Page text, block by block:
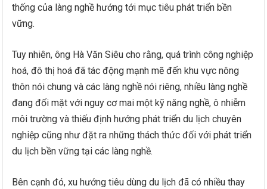
thống của làng nghề hướng tới mục tiêu phát triển bền
vững.
Tuy nhiên, ông Hà Văn Siêu cho rằng, quá trình công nghiệp
hoá, đô thị hoá đã tác động mạnh mẽ đến khu vực nông
thôn nói chung và các làng nghề nói riêng, nhiều làng nghề
đang đối mặt với nguy cơ mai một kỹ năng nghề, ô nhiễm
môi trường và thiếu định hướng phát triển du lịch chuyên
nghiệp cũng như đặt ra những thách thức đối với phát triển
du lịch bền vững tại các làng nghề.
Bên cạnh đó, xu hướng tiêu dùng du lịch đã có nhiều thay